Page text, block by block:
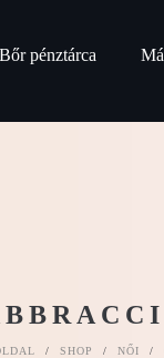
pénztárca
/ SHOP / NŐI /